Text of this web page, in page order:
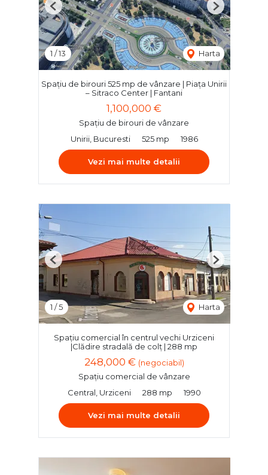
1 /13 Harta
Previous Next
Spațiu de birouri 525 mp de vânzare | Piața Unirii
– Sitraco Center | Fantani
1,100,000 €
Spațiu de birouri de vânzare
Unirii, Bucuresti
525 mp 1986
Vezi mai multe detalii
1 /5 Harta
Previous Next
Spațiu comercial în centrul vechi Urziceni
|Clădire stradală de colț | 288 mp
248,000 € (negociabil)
Spațiu comercial de vânzare
Central, Urziceni
288 mp 1990
Vezi mai multe detalii